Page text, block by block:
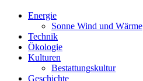
Energie
Sonne Wind und Wärme
Technik
Ökologie
Kulturen
Bestattungskultur
Geschichte